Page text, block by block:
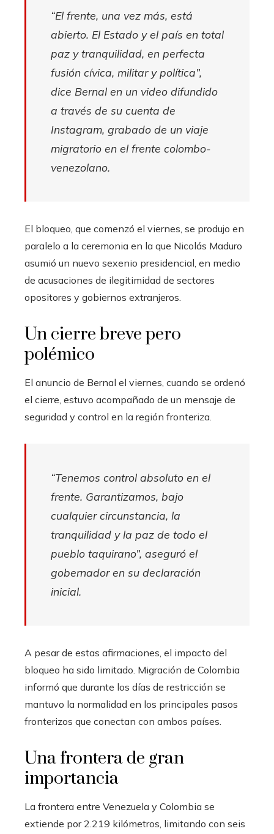
“El frente, una vez más, está
abierto. El Estado y el país en total
paz y tranquilidad, en perfecta
fusión cívica, militar y política”,
dice Bernal en un video difundido
a través de su cuenta de
Instagram, grabado de un viaje
migratorio en el frente colombo-
venezolano.
El bloqueo, que comenzó el viernes, se produjo en
paralelo a la ceremonia en la que Nicolás Maduro
asumió un nuevo sexenio presidencial, en medio
de acusaciones de ilegitimidad de sectores
opositores y gobiernos extranjeros.
Un cierre breve pero
polémico
El anuncio de Bernal el viernes, cuando se ordenó
el cierre, estuvo acompañado de un mensaje de
seguridad y control en la región fronteriza.
“Tenemos control absoluto en el
frente. Garantizamos, bajo
cualquier circunstancia, la
tranquilidad y la paz de todo el
pueblo taquirano”, aseguró el
gobernador en su declaración
inicial.
A pesar de estas afirmaciones, el impacto del
bloqueo ha sido limitado. Migración de Colombia
informó que durante los días de restricción se
mantuvo la normalidad en los principales pasos
fronterizos que conectan con ambos países.
Una frontera de gran
importancia
La frontera entre Venezuela y Colombia se
extiende por 2.219 kilómetros, limitando con seis